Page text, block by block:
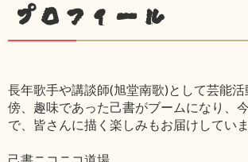
プロフィール
長年歌手や講談師(旭堂南歌)として芸能
傍、趣味であった己書がブームになり、
で、皆さんに描く楽しみもお届けしていま